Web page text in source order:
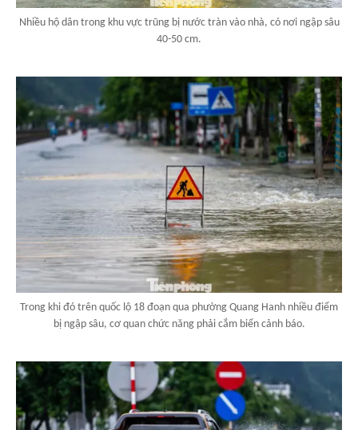
Nhiều hộ dân trong khu vực trũng bị nước tràn vào nhà, có nơi ngập sâu
40-50 cm.
Trong khi đó trên quốc lộ 18 đoạn qua phường Quang Hanh nhiều điểm
bị ngập sâu, cơ quan chức năng phải cắm biển cảnh báo.